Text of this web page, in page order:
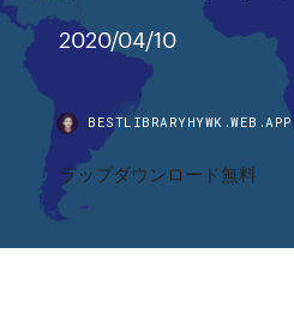
2020/04/10
BESTLIBRARYHYWK.WEB.APP
ラップダウンロード無料